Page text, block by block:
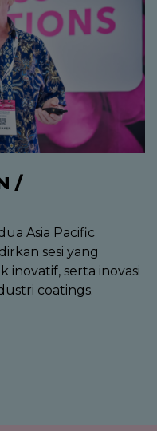
/
Asia Pacific
sesi yang
inovatif, serta inovasi
coatings.